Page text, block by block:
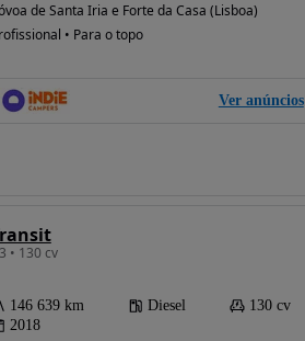
de Santa Iria e Forte da Casa (Lisboa)
• Para o topo
Ver anúncios
• 130 cv
146 639 km Diesel
130 cv
2018